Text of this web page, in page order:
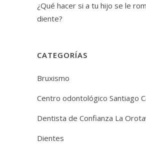
¿Qué hacer si a tu hijo se le
diente?
CATEGORÍAS
Bruxismo
Centro odontológico Santiago
Dentista de Confianza La
Dientes